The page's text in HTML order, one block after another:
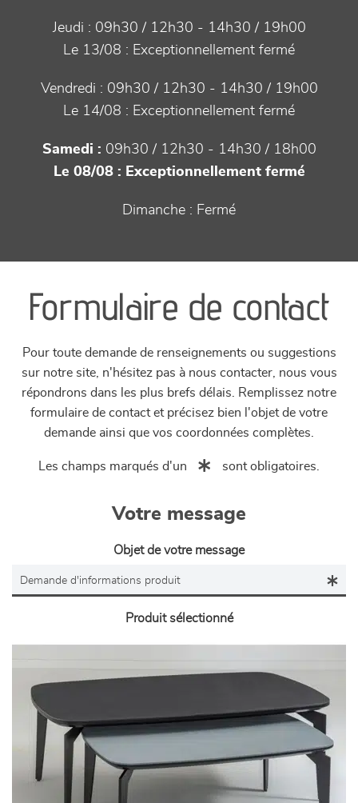
Jeudi : 09h30 / 12h30 - 14h30 / 19h00
Le 13/08 : Exceptionnellement fermé
Vendredi : 09h30 / 12h30 - 14h30 / 19h00
Le 14/08 : Exceptionnellement fermé
Samedi : 09h30 / 12h30 - 14h30 / 18h00
Le 08/08 : Exceptionnellement fermé
Dimanche : Fermé
Formulaire de contact
Pour toute demande de renseignements ou suggestions
sur notre site, n'hésitez pas à nous contacter, nous vous
répondrons dans les plus brefs délais. Remplissez notre
formulaire de contact et précisez bien l'objet de votre
demande ainsi que vos coordonnées complètes.
Les champs marqués d'un sont obligatoires.
Votre message
Objet de votre message
Produit sélectionné